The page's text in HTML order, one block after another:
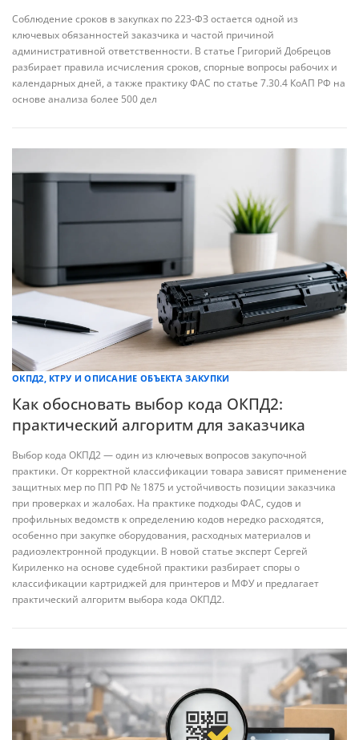
Соблюдение сроков в закупках по 223-ФЗ остается одной из
ключевых обязанностей заказчика и частой причиной
административной ответственности. В статье Григорий Добрецов
разбирает правила исчисления сроков, спорные вопросы рабочих и
календарных дней, а также практику ФАС по статье 7.30.4 КоАП РФ на
основе анализа более 500 дел
ОКПД2, КТРУ И ОПИСАНИЕ ОБЪЕКТА ЗАКУПКИ
Как обосновать выбор кода ОКПД2:
практический алгоритм для заказчика
Выбор кода ОКПД2 — один из ключевых вопросов закупочной
практики. От корректной классификации товара зависят применение
защитных мер по ПП РФ № 1875 и устойчивость позиции заказчика
при проверках и жалобах. На практике подходы ФАС, судов и
профильных ведомств к определению кодов нередко расходятся,
особенно при закупке оборудования, расходных материалов и
радиоэлектронной продукции. В новой статье эксперт Сергей
Кириленко на основе судебной практики разбирает споры о
классификации картриджей для принтеров и МФУ и предлагает
практический алгоритм выбора кода ОКПД2.